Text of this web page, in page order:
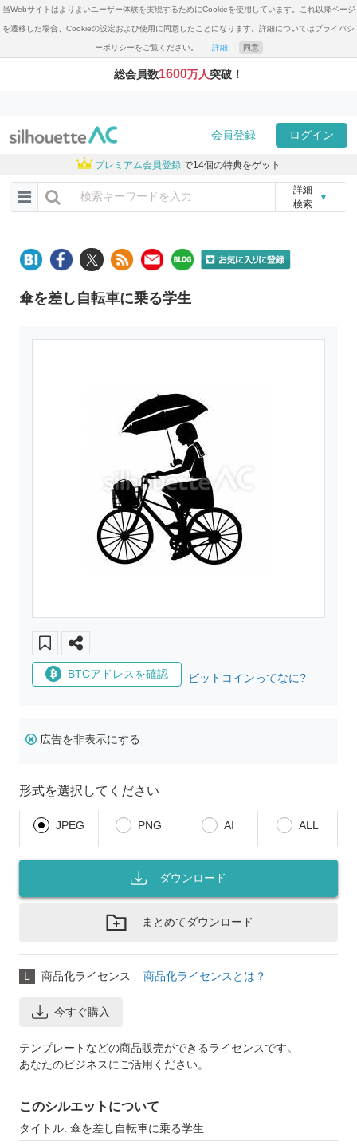
当Webサイトはよりよいユーザー体験を実現するためにCookieを使用しています。これ以降ページ
を遷移した場合、Cookieの設定および使用に同意したことになります。詳細についてはプライバシ
ーポリシーをご覧ください。 詳細 同意
総会員数1600万人突破！
会員登録 ログイン
プレミアム会員登録 で14個の特典をゲット
詳細
検索
▼
傘を差し自転車に乗る学生
BTCアドレスを確認 ビットコインってなに?
広告を非表示にする
形式を選択してください
JPEG PNG AI ALL
ダウンロード
まとめてダウンロード
L 商品化ライセンス 商品化ライセンスとは？
今すぐ購入
テンプレートなどの商品販売ができるライセンスです。
あなたのビジネスにご活用ください。
このシルエットについて
タイトル: 傘を差し自転車に乗る学生